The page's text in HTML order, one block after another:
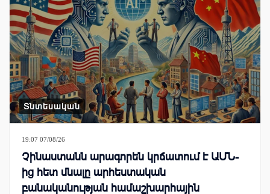
Տնտեսական
19:07 07/08/26
Չինաստանն արագորեն կրճատում է ԱՄՆ-
ից հետ մնալը արհեստական
բանականության համաշխարհային